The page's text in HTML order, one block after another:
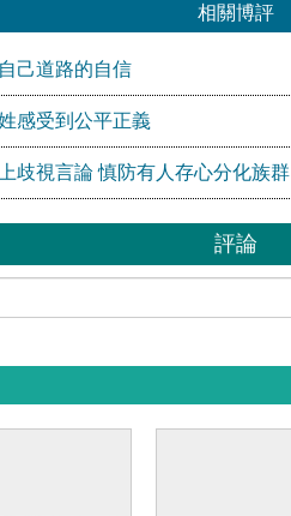
相關博評
己道路的自信
感受到公平正義
歧視言論 慎防有人存心分化族群
評論